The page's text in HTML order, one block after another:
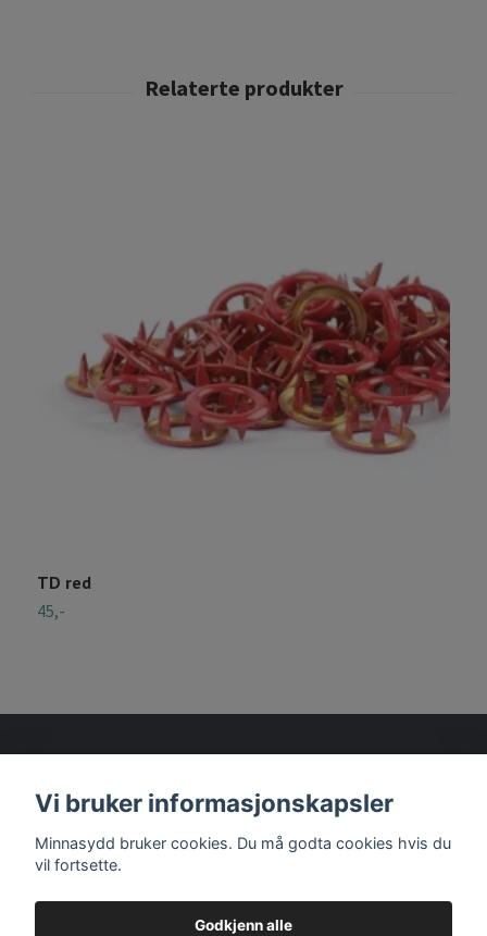
TD red
45,-
Vi bruker informasjonskapsler
Minnasydd bruker cookies. Du må godta cookies hvis du
vil fortsette.
Godkjenn alle